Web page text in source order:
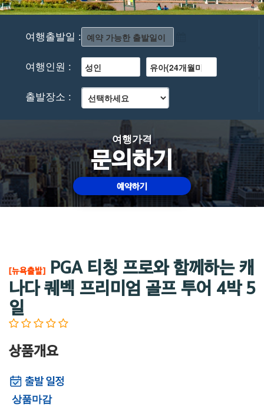
여행출발일 :
여행인원 :
출발장소 :
여행가격
문의하기
예약하기
[뉴욕출발] PGA 티칭 프로와 함께하는 캐
나다 퀘벡 프리미엄 골프 투어 4박 5
일
상품개요
상품마감